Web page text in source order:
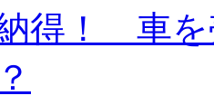
得！ 車を